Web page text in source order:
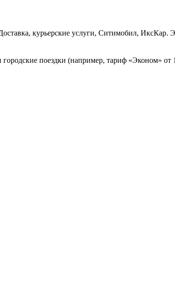
курьерские услуги, Ситимобил, ИксКар.
поездки (например, тариф «Эконом» от